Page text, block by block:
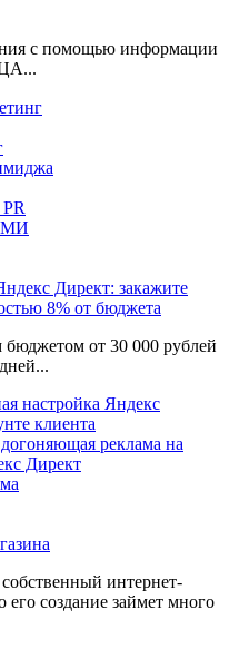
с помощью информации
Директ: закажите
8% от бюджета
от 30 000 рублей
настройка Яндекс
клиента
реклама на
Директ
интернет-
его создание займет много